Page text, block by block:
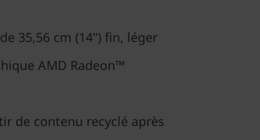
35,56 cm (14") fin, léger
AMD Radeon™
de contenu recyclé après